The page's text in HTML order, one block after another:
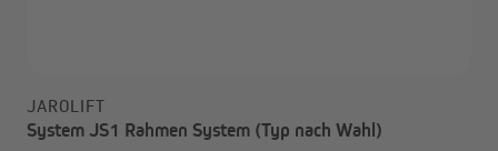
JAROLIFT
System JS1 Rahmen System (Typ nach Wahl)